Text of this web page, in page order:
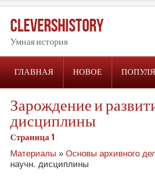
CleversHistory
Умная история
ГЛАВНАЯ НОВОЕ
Зарождение и
дисциплины
Страница 1
Материалы » Основы архивного
научн. дисциплины